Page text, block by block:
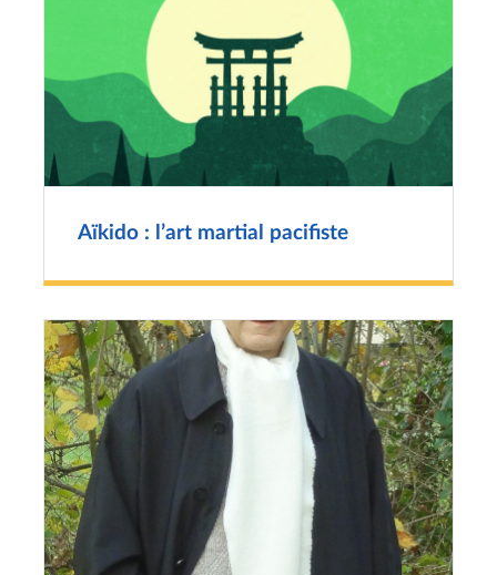
Aïkido : l’art martial pacifiste